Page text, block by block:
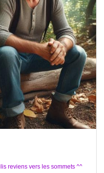
reviens vers les sommets ^^